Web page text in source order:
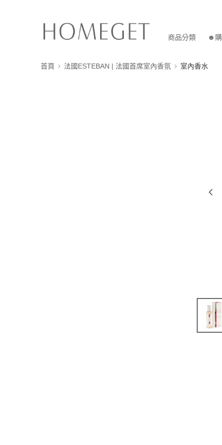
商品分類 ☻
首頁 法國ESTEBAN | 法國首席室內香氛 室內香水